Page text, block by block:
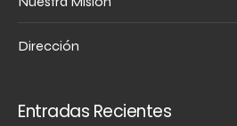
Dirección
Entradas Recientes